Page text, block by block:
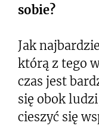
sobie?
Jak
którą z tego
czas jest
się obok
cieszyć się